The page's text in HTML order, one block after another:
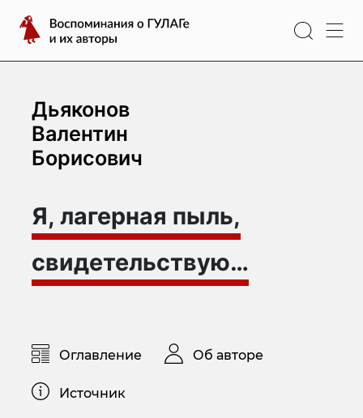
содержимому
Воспоминания
о
ГУЛАГе
авторы
Дьяконов
Валентин
Борисович
Я, лагерная пыль,
свидетельствую…
Оглавление Об авторе
Источник